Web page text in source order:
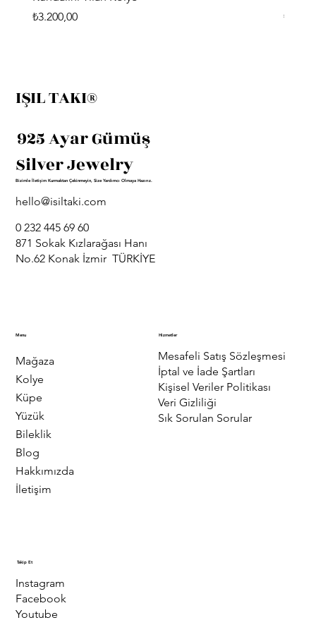
Fiyat
₺3.200,00
Fiyat
IŞIL TAKI®
925 Ayar Gümüş
Silver Jewelry
Bizimle İletişim Kurmaktan Çekinmeyin, Size Yardımcı Olmaya Hazırız.
hello@isiltaki.com
0 232 445 69 60
871 Sokak Kızlarağası Hanı
No.62 Konak İzmir TÜRKİYE
Menu
Mağaza
Kolye
Küpe
Yüzük
Bileklik
Blog
Hakkımızda
İletişim
Hizmetler
Mesafeli Satış Sözleşmesi
İptal ve İade Şartları
Kişisel Veriler Politikası
Veri Gizliliği
Sık Sorulan Sorular
Takip Et
Instagram
Facebook
Youtube